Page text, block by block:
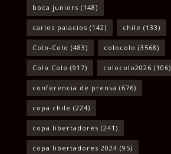
boca juniors (148)
carlos palacios (142) chile (133)
Colo-Colo (483) colocolo (3568)
Colo Colo (917) colocolo2026 (106)
conferencia de prensa (676)
copa chile (224)
copa libertadores (241)
copa libertadores 2024 (95)